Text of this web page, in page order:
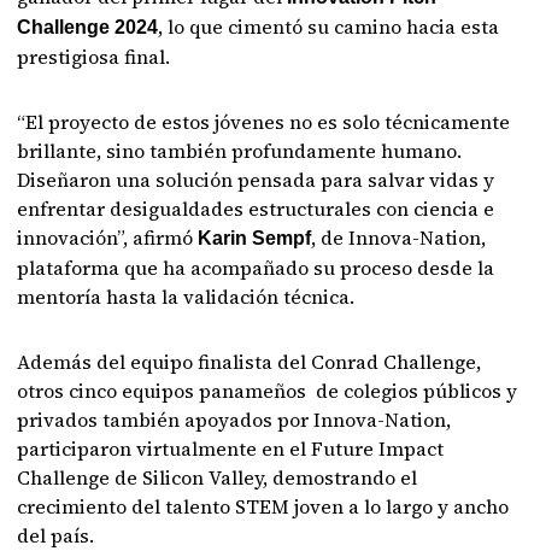
Challenge 2024, lo que cimentó su camino hacia esta
prestigiosa final.
“El proyecto de estos jóvenes no es solo técnicamente
brillante, sino también profundamente humano.
Diseñaron una solución pensada para salvar vidas y
enfrentar desigualdades estructurales con ciencia e
innovación”, afirmó Karin Sempf, de Innova-Nation,
plataforma que ha acompañado su proceso desde la
mentoría hasta la validación técnica.
Además del equipo finalista del Conrad Challenge,
otros cinco equipos panameños de colegios públicos y
privados también apoyados por Innova-Nation,
participaron virtualmente en el Future Impact
Challenge de Silicon Valley, demostrando el
crecimiento del talento STEM joven a lo largo y ancho
del país.